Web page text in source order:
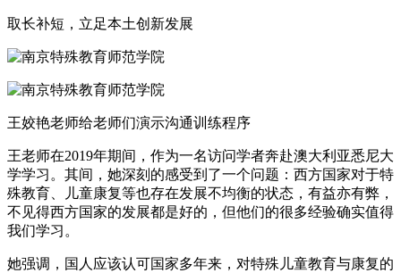
取长补短，立足本土创新发展
王姣艳老师给老师们演示沟通训练程序
王老师在2019年期间，作为一名访问学者奔赴澳大利亚悉尼大
学学习。其间，她深刻的感受到了一个问题：西方国家对于特
殊教育、儿童康复等也存在发展不均衡的状态，有益亦有弊，
不见得西方国家的发展都是好的，但他们的很多经验确实值得
我们学习。
她强调，国人应该认可国家多年来，对特殊儿童教育与康复的